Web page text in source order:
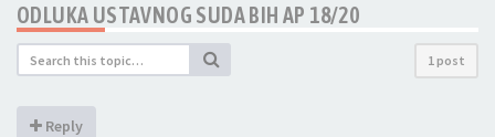
ODLUKA USTAVNOG SUDA BIH AP 18/20
1 post
Reply